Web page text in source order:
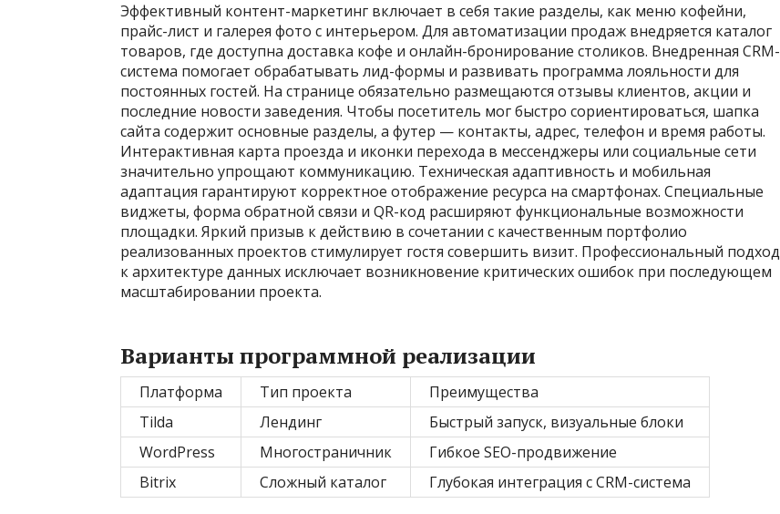
Эффективный контент-маркетинг включает в себя такие разделы, как меню кофейни,
прайс-лист и галерея фото с интерьером. Для автоматизации продаж внедряется каталог
товаров, где доступна доставка кофе и онлайн-бронирование столиков. Внедренная CRM-
система помогает обрабатывать лид-формы и развивать программа лояльности для
постоянных гостей. На странице обязательно размещаются отзывы клиентов, акции и
последние новости заведения. Чтобы посетитель мог быстро сориентироваться, шапка
сайта содержит основные разделы, а футер — контакты, адрес, телефон и время работы.
Интерактивная карта проезда и иконки перехода в мессенджеры или социальные сети
значительно упрощают коммуникацию. Техническая адаптивность и мобильная
адаптация гарантируют корректное отображение ресурса на смартфонах. Специальные
виджеты, форма обратной связи и QR-код расширяют функциональные возможности
площадки. Яркий призыв к действию в сочетании с качественным портфолио
реализованных проектов стимулирует гостя совершить визит. Профессиональный подход
к архитектуре данных исключает возникновение критических ошибок при последующем
масштабировании проекта.
Варианты программной реализации
Платформа Тип проекта
Преимущества
Tilda
Лендинг
Быстрый запуск, визуальные блоки
WordPress
Многостраничник
Гибкое SEO-продвижение
Bitrix
Сложный каталог Глубокая интеграция с CRM-система